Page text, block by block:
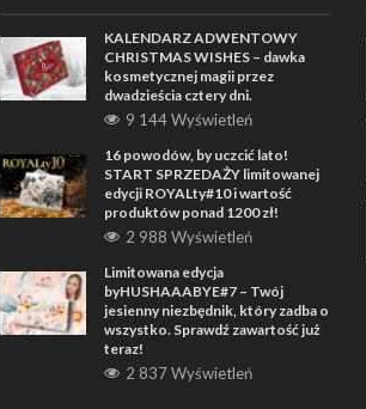
KALENDARZ ADWENTOWY
CHRISTMAS WISHES – dawka
kosmetycznej magii przez
dwadzieścia cztery dni.
9 144 Wyświetleń
16 powodów, by uczcić lato!
START SPRZEDAŻY limitowanej
edycji ROYALty#10 i wartość
produktów ponad 1200 zł!
2 988 Wyświetleń
Limitowana edycja
byHUSHAAABYE#7 – Twój
jesienny niezbędnik, który zadba o
wszystko. Sprawdź zawartość już
teraz!
2 837 Wyświetleń